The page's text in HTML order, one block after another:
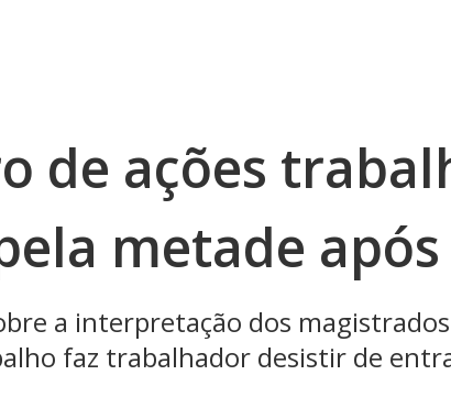
de ações
metade
a interpretação dos
faz trabalhador desistir de